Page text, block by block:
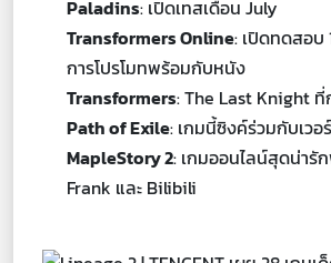
Paladins: เปิดเทสเดือน July
Transformers Online: เปิดทดสอบ
การโปรโมทพร้อมกับหนัง
Transformers: The Last Knight ที่
Path of Exile: เกมนี้ซิงค์ร่วมกับเวอ
MapleStory 2: เกมออนไลน์สุดน่ารั
Frank และ Bilibili